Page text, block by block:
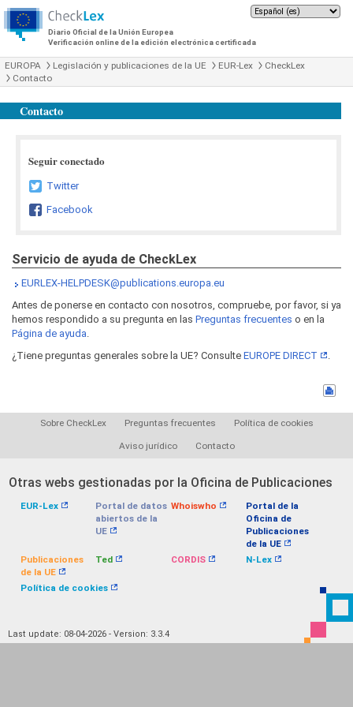
Diario Oficial de la Unión Europea
Verificación online de la edición electrónica certificada
EUROPA Legislación y publicaciones de la UE EUR-Lex
CheckLex
Contacto
Contacto
Seguir conectado
Twitter
Facebook
Servicio de ayuda de CheckLex
EURLEX-HELPDESK@publications.europa.eu
Antes de ponerse en contacto con nosotros, compruebe, por favor, si ya
hemos respondido a su pregunta en las Preguntas frecuentes o en la
Página de ayuda.
¿Tiene preguntas generales sobre la UE? Consulte EUROPE DIRECT .
Sobre CheckLex Preguntas frecuentes Política de cookies
Aviso jurídico Contacto
Otras webs gestionadas por la Oficina de Publicaciones
EUR-Lex
Portal de datos
abiertos de la
UE
Whoiswho
Portal de la
Oficina de
Publicaciones
de la UE
Publicaciones
de la UE
Ted CORDIS N-Lex
Política de cookies
Last update: 08-04-2026 - Version: 3.3.4